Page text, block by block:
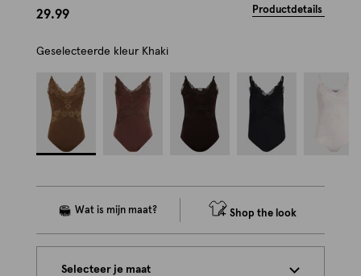
29.99 Productdetails
Geselecteerde kleur Khaki
Shop the look
Selecteer je maat